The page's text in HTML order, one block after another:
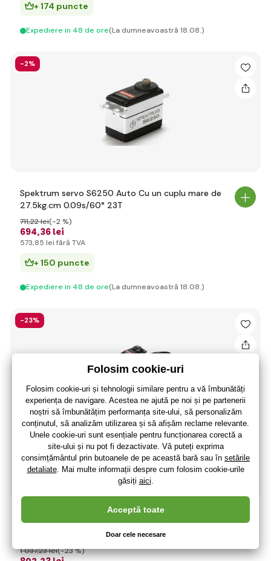
+ 174 puncte
Expediere in 48 de ore(La dumneavoastră 18.08.)
-2%
Spektrum servo S6250 Auto Cu un cuplu mare de
27.5kg.cm 0.09s/60° 23T
694,36 lei
711,22 lei(-2 %)
573,85 lei fără TVA
+ 150 puncte
Expediere in 48 de ore(La dumneavoastră 18.08.)
-23%
Spektrum servo S6285 cu cuplu mare HV MG Race
35.7kg.cm 0.10s/60° 23T
1 037,23 lei(-23 %)